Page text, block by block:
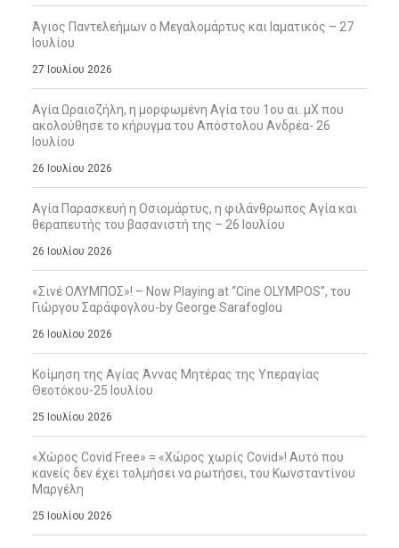
Άγιος Παντελεήμων ο Μεγαλομάρτυς και Ιαματικός – 27
Ιουλίου
27 Ιουλίου 2026
Αγία Ωραιοζήλη, η μορφωμένη Αγία του 1ου αι. μΧ που
ακολούθησε το κήρυγμα του Απόστολου Ανδρέα- 26
Ιουλίου
26 Ιουλίου 2026
Αγία Παρασκευή η Οσιομάρτυς, η φιλάνθρωπος Αγία και
θεραπευτής του βασανιστή της – 26 Ιουλίου
26 Ιουλίου 2026
«Σινέ ΟΛΥΜΠΟΣ»! – Now Playing at “Cine OLYMPOS”, του
Γιώργου Σαράφογλου-by George Sarafoglou
26 Ιουλίου 2026
Κοίμηση της Αγίας Άννας Μητέρας της Υπεραγίας
Θεοτόκου-25 Ιουλίου
25 Ιουλίου 2026
«Χώρος Covid Free» = «Χώρος χωρίς Covid»! Αυτό που
κανείς δεν έχει τολμήσει να ρωτήσει, του Κωνσταντίνου
Μαργέλη
25 Ιουλίου 2026